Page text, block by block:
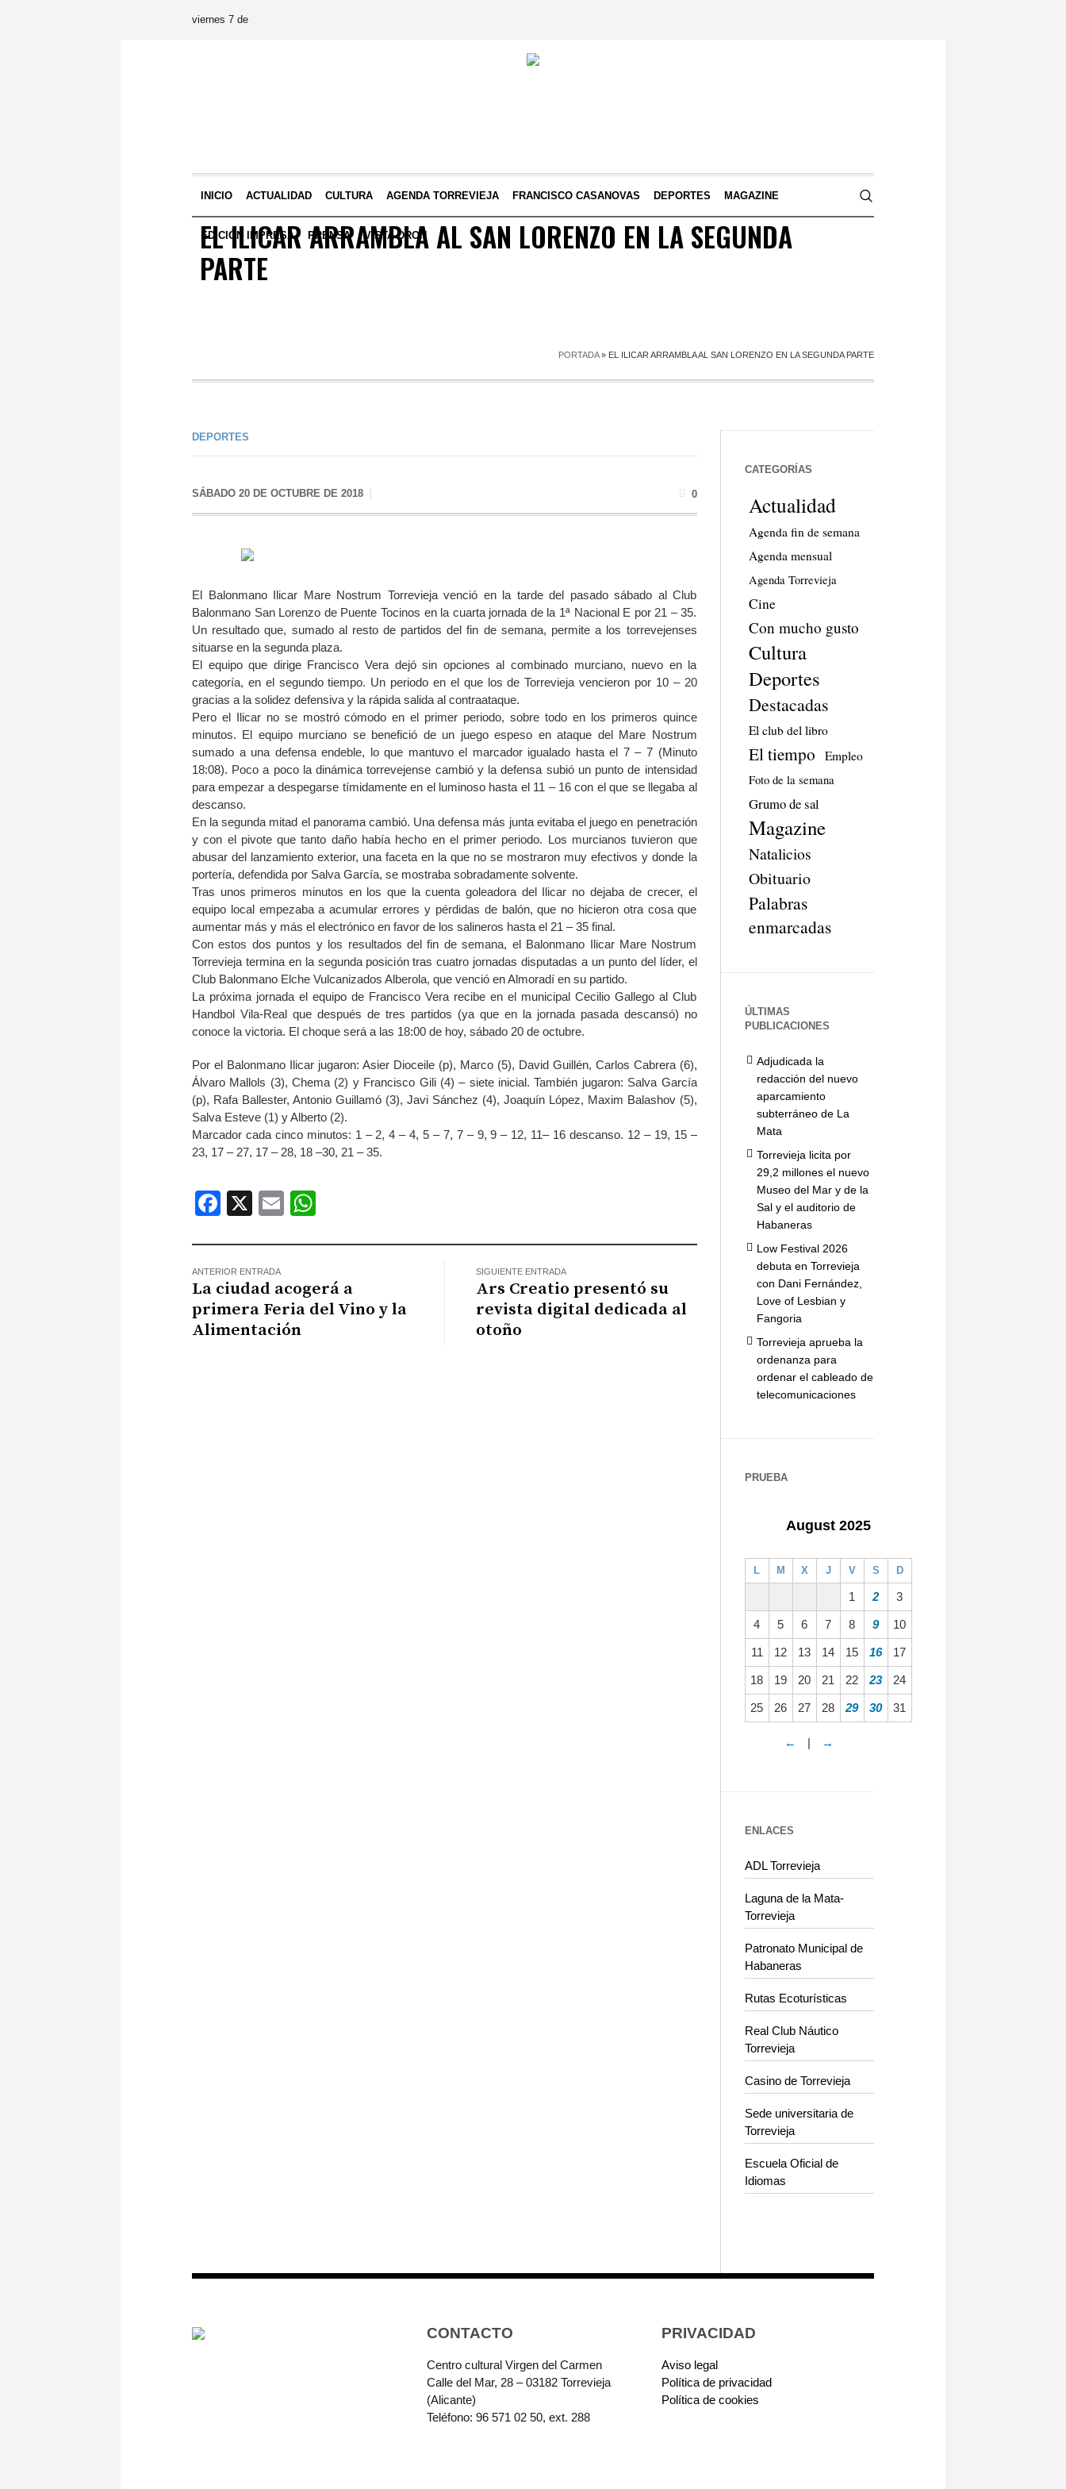
viernes 7 de
INICIO ACTUALIDAD CULTURA AGENDA TORREVIEJA FRANCISCO CASANOVAS DEPORTES MAGAZINE
EDICIÓN IMPRESA PRENSA VISTA DRON
EL ILICAR ARRAMBLA AL SAN LORENZO EN LA SEGUNDA
PARTE
PORTADA» EL ILICAR ARRAMBLA AL SAN LORENZO EN LA SEGUNDA PARTE
DEPORTES
SÁBADO 20 DE OCTUBRE DE 2018 0
El Balonmano Ilicar Mare Nostrum Torrevieja venció en la tarde del pasado sábado al Club
Balonmano San Lorenzo de Puente Tocinos en la cuarta jornada de la 1ª Nacional E por 21 – 35.
Un resultado que, sumado al resto de partidos del fin de semana, permite a los torrevejenses
situarse en la segunda plaza.
El equipo que dirige Francisco Vera dejó sin opciones al combinado murciano, nuevo en la
categoría, en el segundo tiempo. Un periodo en el que los de Torrevieja vencieron por 10 – 20
gracias a la solidez defensiva y la rápida salida al contraataque.
Pero el Ilicar no se mostró cómodo en el primer periodo, sobre todo en los primeros quince
minutos. El equipo murciano se benefició de un juego espeso en ataque del Mare Nostrum
sumado a una defensa endeble, lo que mantuvo el marcador igualado hasta el 7 – 7 (Minuto
18:08). Poco a poco la dinámica torrevejense cambió y la defensa subió un punto de intensidad
para empezar a despegarse tímidamente en el luminoso hasta el 11 – 16 con el que se llegaba al
descanso.
En la segunda mitad el panorama cambió. Una defensa más junta evitaba el juego en penetración
y con el pivote que tanto daño había hecho en el primer periodo. Los murcianos tuvieron que
abusar del lanzamiento exterior, una faceta en la que no se mostraron muy efectivos y donde la
portería, defendida por Salva García, se mostraba sobradamente solvente.
Tras unos primeros minutos en los que la cuenta goleadora del Ilicar no dejaba de crecer, el
equipo local empezaba a acumular errores y pérdidas de balón, que no hicieron otra cosa que
aumentar más y más el electrónico en favor de los salineros hasta el 21 – 35 final.
Con estos dos puntos y los resultados del fin de semana, el Balonmano Ilicar Mare Nostrum
Torrevieja termina en la segunda posición tras cuatro jornadas disputadas a un punto del líder, el
Club Balonmano Elche Vulcanizados Alberola, que venció en Almoradí en su partido.
La próxima jornada el equipo de Francisco Vera recibe en el municipal Cecilio Gallego al Club
Handbol Vila-Real que después de tres partidos (ya que en la jornada pasada descansó) no
conoce la victoria. El choque será a las 18:00 de hoy, sábado 20 de octubre.
Por el Balonmano Ilicar jugaron: Asier Dioceile (p), Marco (5), David Guillén, Carlos Cabrera (6),
Álvaro Mallols (3), Chema (2) y Francisco Gili (4) – siete inicial. También jugaron: Salva García
(p), Rafa Ballester, Antonio Guillamó (3), Javi Sánchez (4), Joaquín López, Maxim Balashov (5),
Salva Esteve (1) y Alberto (2).
Marcador cada cinco minutos: 1 – 2, 4 – 4, 5 – 7, 7 – 9, 9 – 12, 11– 16 descanso. 12 – 19, 15 –
23, 17 – 27, 17 – 28, 18 –30, 21 – 35.
Facebook
X Email
ANTERIOR ENTRADA
La ciudad acogerá a
primera Feria del Vino y la
Alimentación
SIGUIENTE ENTRADA
Ars Creatio presentó su
revista digital dedicada al
otoño
CATEGORÍAS
Actualidad
Agenda fin de semana
Agenda mensual
Agenda Torrevieja
Cine
Con mucho gusto
Cultura
Deportes
Destacadas
El club del libro
El tiempo Empleo
Foto de la semana
Grumo de sal
Magazine
Natalicios
Obituario
Palabras
enmarcadas
ÚLTIMAS
PUBLICACIONES
Adjudicada la
redacción del nuevo
aparcamiento
subterráneo de La
Mata
Torrevieja licita por
29,2 millones el nuevo
Museo del Mar y de la
Sal y el auditorio de
Habaneras
Low Festival 2026
debuta en Torrevieja
con Dani Fernández,
Love of Lesbian y
Fangoria
Torrevieja aprueba la
ordenanza para
ordenar el cableado de
telecomunicaciones
PRUEBA
August 2025
L M X J V S D
1 2 3
4 5 6 7 8 9 10
11 12 13 14 15 16 17
18 19 20 21 22 23 24
25 26 27 28 29 30 31
← | →
ENLACES
ADL Torrevieja
Laguna de la Mata-
Torrevieja
Patronato Municipal de
Habaneras
Rutas Ecoturísticas
Real Club Náutico
Torrevieja
Casino de Torrevieja
Sede universitaria de
Torrevieja
Escuela Oficial de
Idiomas
CONTACTO
Centro cultural Virgen del Carmen
Calle del Mar, 28 – 03182 Torrevieja
(Alicante)
Teléfono: 96 571 02 50, ext. 288
PRIVACIDAD
Aviso legal
Política de privacidad
Política de cookies